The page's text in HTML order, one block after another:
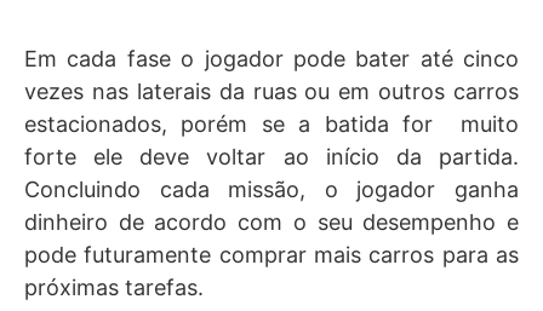
Em cada fase o jogador pode bater até cinco
vezes nas laterais da ruas ou em outros carros
estacionados, porém se a batida for muito
forte ele deve voltar ao início da partida.
Concluindo cada missão, o jogador ganha
dinheiro de acordo com o seu desempenho e
pode futuramente comprar mais carros para as
próximas tarefas.